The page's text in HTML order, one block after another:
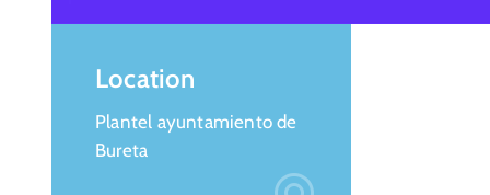
Location
Plantel ayuntamiento de
Bureta